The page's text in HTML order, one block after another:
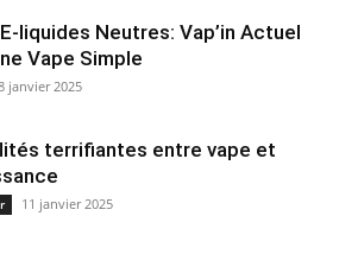
liquides Neutres: Vap’in Actuel
Vape Simple
janvier 2025
terrifiantes entre vape et
11 janvier 2025